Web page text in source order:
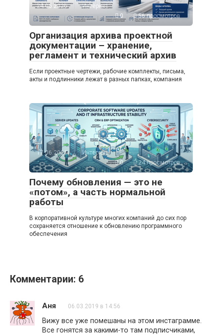
24.06.2026
Интернет
0
56 просмотров
Организация архива проектной
документации – хранение,
регламент и технический архив
Если проектные чертежи, рабочие комплекты, письма,
акты и подлинники лежат в разных папках, компания
17.06.2026
Интернет
0
24 просмотров
Почему обновления — это не
«потом», а часть нормальной
работы
В корпоративной культуре многих компаний до сих пор
сохраняется отношение к обновлению программного
обеспечения
Комментарии: 6
Аня 06.03.2019 в 14:56
Вижу все уже помешаны на этом инстаграмме.
Все гонятся за какими-то там подписчиками,